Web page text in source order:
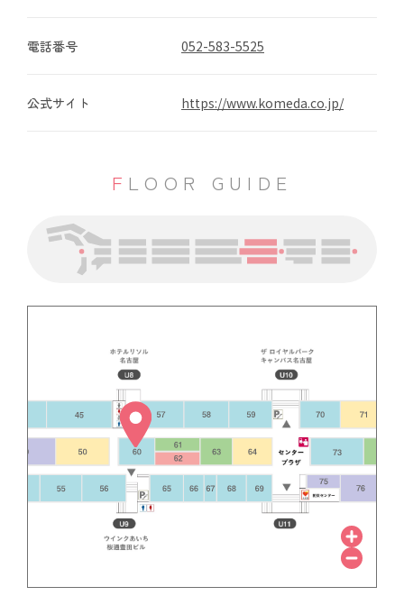
電話番号 052-583-5525
公式サイト https://www.komeda.co.jp/
FLOOR GUIDE